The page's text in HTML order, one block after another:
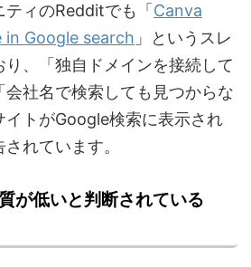
ティのRedditでも「 Canva
Google search 」というスレ
り、「独自ドメインを接続して
会社名で検索しても見つからな
トがGoogle検索に表示され
れています。
が低いと判断されている